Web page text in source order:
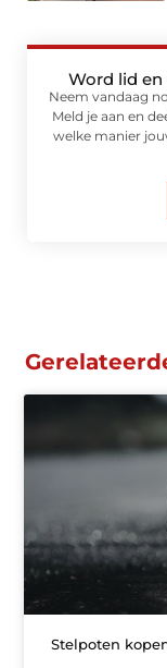
Word lid
Neem vandaag
Meld je aan en
welke manier
Stelpoten